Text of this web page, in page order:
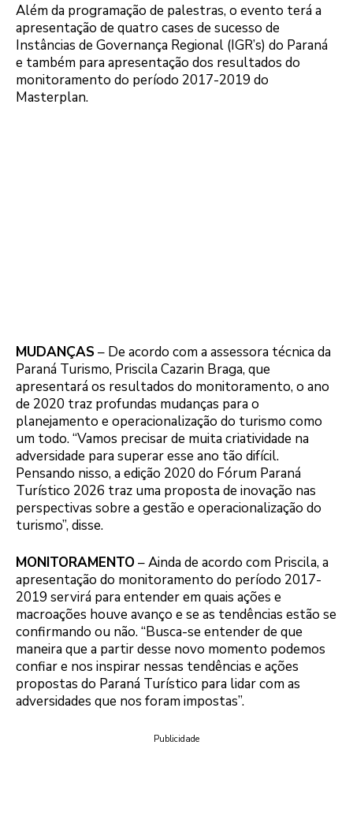
Além da programação de palestras, o evento terá a
apresentação de quatro cases de sucesso de
Instâncias de Governança Regional (IGR’s) do Paraná
e também para apresentação dos resultados do
monitoramento do período 2017-2019 do
Masterplan.
MUDANÇAS – De acordo com a assessora técnica da
Paraná Turismo, Priscila Cazarin Braga, que
apresentará os resultados do monitoramento, o ano
de 2020 traz profundas mudanças para o
planejamento e operacionalização do turismo como
um todo. “Vamos precisar de muita criatividade na
adversidade para superar esse ano tão difícil.
Pensando nisso, a edição 2020 do Fórum Paraná
Turístico 2026 traz uma proposta de inovação nas
perspectivas sobre a gestão e operacionalização do
turismo”, disse.
MONITORAMENTO– Ainda de acordo com Priscila, a
apresentação do monitoramento do período 2017-
2019 servirá para entender em quais ações e
macroações houve avanço e se as tendências estão se
confirmando ou não. “Busca-se entender de que
maneira que a partir desse novo momento podemos
confiar e nos inspirar nessas tendências e ações
propostas do Paraná Turístico para lidar com as
adversidades que nos foram impostas”.
Publicidade